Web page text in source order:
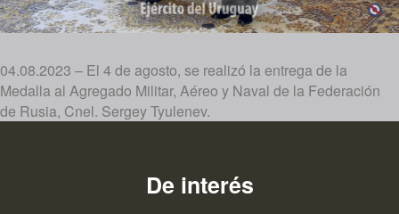
04.08.2023 – El 4 de agosto, se realizó la entrega de la
Medalla al Agregado Militar, Aéreo y Naval de la Federación
de Rusia, Cnel. Sergey Tyulenev.
De interés